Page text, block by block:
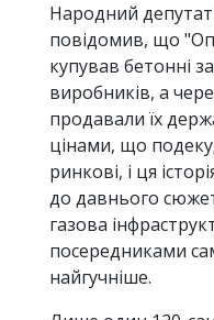
Народний
повідомив, що
купував бетонні
виробників, а
продавали їх
цінами, що
ринкові, і ця
до давнього
газова
посередниками
найгучніше.